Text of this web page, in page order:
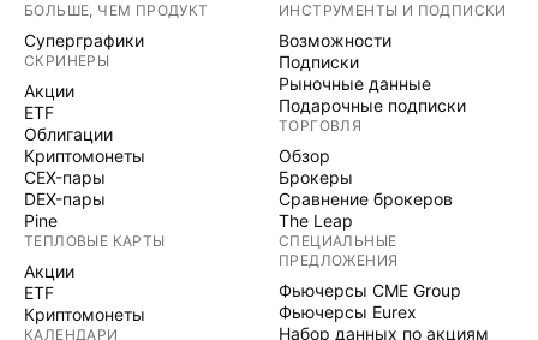
БОЛЬШЕ, ЧЕМ ПРОДУКТ
Суперграфики
СКРИНЕРЫ
Акции
ETF
Облигации
Криптомонеты
CEX-пары
DEX-пары
Pine
ТЕПЛОВЫЕ КАРТЫ
Акции
ETF
Криптомонеты
КАЛЕНДАРИ
ИНСТРУМЕНТЫ И ПОДПИСКИ
Возможности
Подписки
Рыночные данные
Подарочные подписки
ТОРГОВЛЯ
Обзор
Брокеры
Сравнение брокеров
The Leap
СПЕЦИАЛЬНЫЕ
ПРЕДЛОЖЕНИЯ
Фьючерсы CME Group
Фьючерсы Eurex
Набор данных по акциям